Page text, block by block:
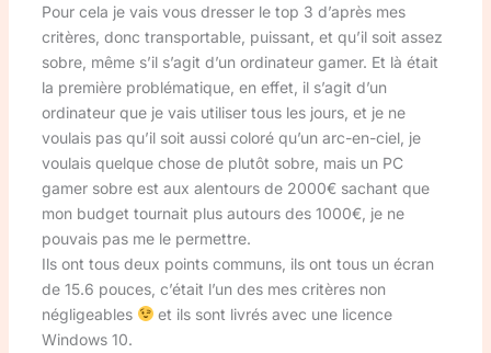
Pour cela je vais vous dresser le top 3 d’après mes
critères, donc transportable, puissant, et qu’il soit assez
sobre, même s’il s’agit d’un ordinateur gamer. Et là était
la première problématique, en effet, il s’agit d’un
ordinateur que je vais utiliser tous les jours, et je ne
voulais pas qu’il soit aussi coloré qu’un arc-en-ciel, je
voulais quelque chose de plutôt sobre, mais un PC
gamer sobre est aux alentours de 2000€ sachant que
mon budget tournait plus autours des 1000€, je ne
pouvais pas me le permettre.
Ils ont tous deux points communs, ils ont tous un écran
de 15.6 pouces, c’était l’un des mes critères non
négligeables
et ils sont livrés avec une licence
Windows 10.